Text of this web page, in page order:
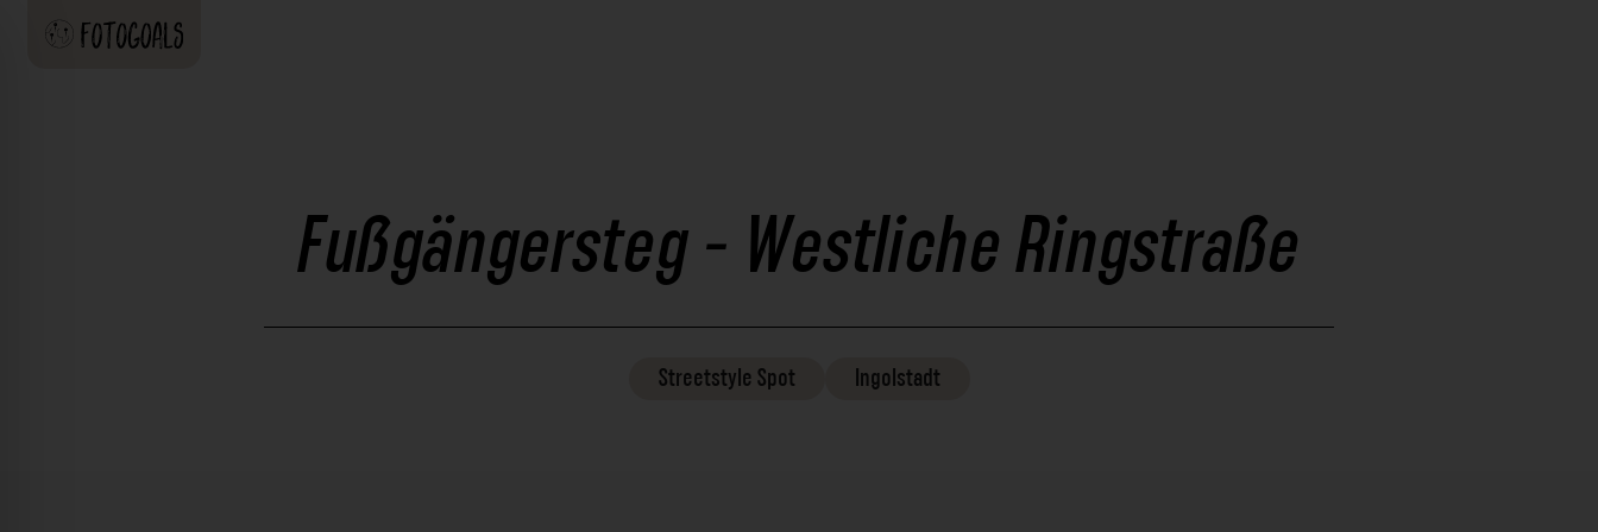
Fußgängersteg - Westliche Ringstraße
Streetstyle Spot Ingolstadt